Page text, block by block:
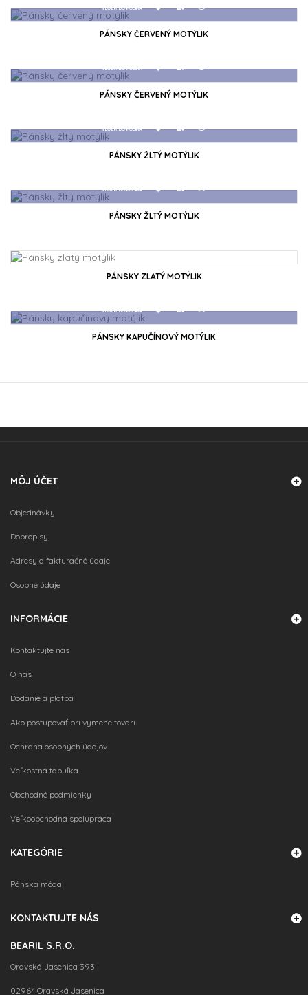
VLOŽIŤ DO KOŠÍKA
VLOŽIŤ DO KOŠÍKA
PÁNSKY ČERVENÝ MOTÝLIK
PÁNSKY ČERVENÝ MOTÝLIK
PÁNSKY ŽLTÝ MOTÝLIK
PÁNSKY ŽLTÝ MOTÝLIK
PÁNSKY ZLATÝ MOTÝLIK
PÁNSKY KAPUČÍNOVÝ MOTÝLIK
MÔJ ÚČET
Objednávky
Dobropisy
Adresy a fakturačné údaje
Osobné údaje
INFORMÁCIE
Kontaktujte nás
O nás
Dodanie a platba
Ako postupovať pri výmene tovaru
Ochrana osobných údajov
Veľkostná tabuľka
Obchodné podmienky
Veľkoobchodná spolupráca
KATEGÓRIE
Pánska móda
KONTAKTUJTE NÁS
BEARIL S.R.O.
Oravská Jasenica 393
02964 Oravská Jasenica